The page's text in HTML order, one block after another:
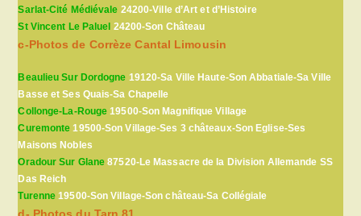
Sarlat-Cité Médiévale 24200-Ville d’Art et d’Histoire
St Vincent Le Paluel 24200-Son Château
c-Photos de Corrèze Cantal Limousin
Beaulieu Sur Dordogne 19120-Sa Ville Haute-Son Abbatiale-Sa Ville
Basse et Ses Quais-Sa Chapelle
Collonge-La-Rouge 19500-Son Magnifique Village
Curemonte 19500-Son Village-Ses 3 châteaux-Son Eglise-Ses
Maisons Nobles
Oradour Sur Glane 87520-Le Massacre de la Division Allemande SS
Das Reich
Turenne 19500-Son Village-Son château-Sa Collégiale